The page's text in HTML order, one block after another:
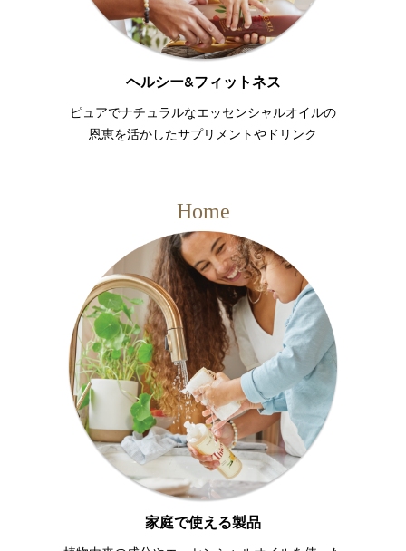
ヘルシー&フィットネス
ピュアでナチュラルなエッセンシャルオイルの
恩恵を活かしたサプリメントやドリンク
Home
家庭で使える製品